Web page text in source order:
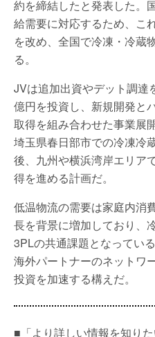
約を締結したと発表した。
給需要に対応するため、こ
を改め、全国で冷凍・冷蔵
る。
JVは追加出資やデット調達
億円を投資し、新規開発と
取得を組み合わせた事業展
埼玉県春日部市での冷凍冷
後、九州や横浜湾岸エリア
得を進める計画だ。
低温物流の需要は家庭内消
長を背景に増加しており、
3PLの共通課題となってい
海外パートナーのネットワ
投資を加速する構えだ。
■「より詳しい情報を知り